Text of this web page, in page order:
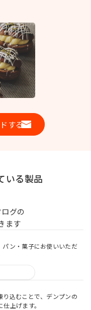
する
いる製品
グの
ます
パン・菓子にお使いいただ
り込むことで、デンプンの
上げます。